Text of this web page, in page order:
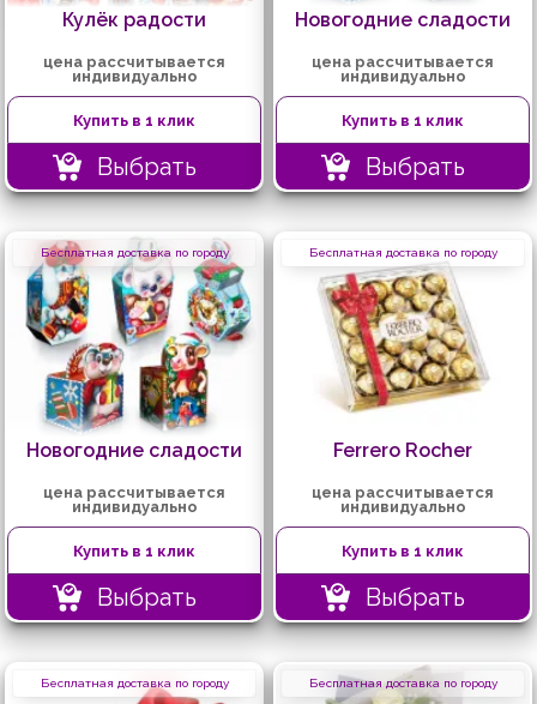
Кулёк радости
цена рассчитывается
индивидуально
Купить в 1 клик
Выбрать
Новогодние сладости
цена рассчитывается
индивидуально
Купить в 1 клик
Выбрать
Бесплатная доставка по городу
Новогодние сладости
цена рассчитывается
индивидуально
Купить в 1 клик
Выбрать
Бесплатная доставка по городу
Ferrero Rocher
цена рассчитывается
индивидуально
Купить в 1 клик
Выбрать
Бесплатная доставка по городу Бесплатная доставка по городу